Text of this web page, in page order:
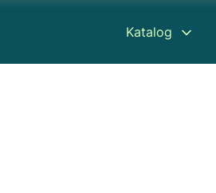
Katalog